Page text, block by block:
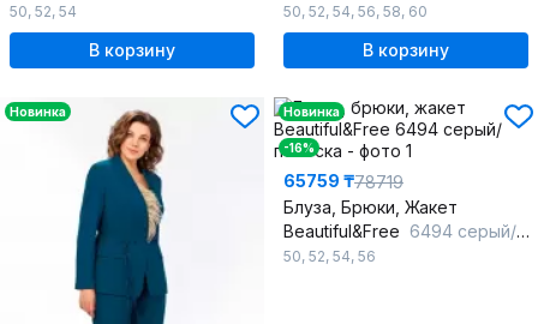
50, 52, 54
В корзину
50, 52, 54, 56, 58, 60
В корзину
Новинка Новинка
-16%
65759 ₸78719
Блуза, Брюки, Жакет
Beautiful&Free 6494 серый/полоска
50, 52, 54, 56